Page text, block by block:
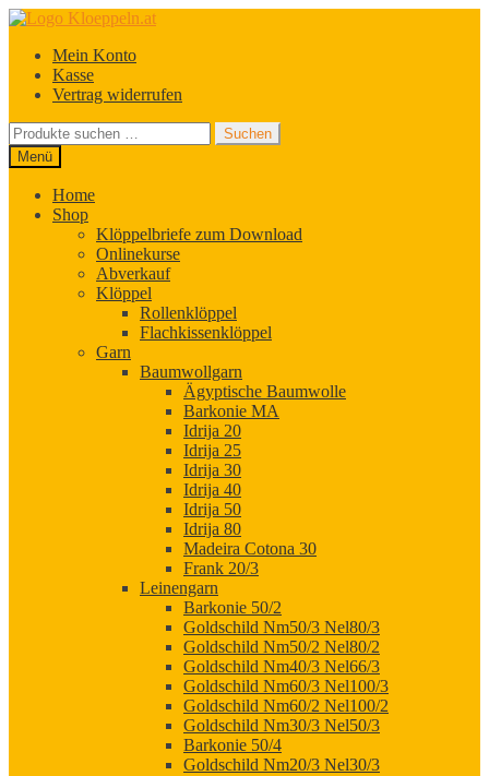
Zur
springen
Zum
springenMein Konto
Kasse
Vertrag widerrufen
Suchen
nach:
Suchen
Menü
Home
Shop
Klöppelbriefe zum Download
Onlinekurse
Abverkauf
Klöppel
Rollenklöppel
Flachkissenklöppel
Garn
Baumwollgarn
Ägyptische Baumwolle
Barkonie MA
Idrija 20
Idrija 25
Idrija 30
Idrija 40
Idrija 50
Idrija 80
Madeira Cotona 30
Frank 20/3
Leinengarn
Barkonie 50/2
Goldschild Nm50/3 Nel80/3
Goldschild Nm50/2 Nel80/2
Goldschild Nm40/3 Nel66/3
Goldschild Nm60/3 Nel100/3
Goldschild Nm60/2 Nel100/2
Goldschild Nm30/3 Nel50/3
Barkonie 50/4
Goldschild Nm20/3 Nel30/3